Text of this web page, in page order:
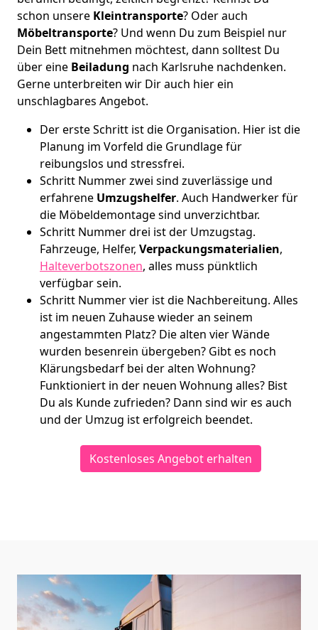
schon unsere Kleintransporte? Oder auch
Möbeltransporte? Und wenn Du zum Beispiel nur
Dein Bett mitnehmen möchtest, dann solltest Du
über eine Beiladung nach Karlsruhe nachdenken.
Gerne unterbreiten wir Dir auch hier ein
unschlagbares Angebot.
Der erste Schritt ist die Organisation. Hier ist die
Planung im Vorfeld die Grundlage für
reibungslos und stressfrei.
Schritt Nummer zwei sind zuverlässige und
erfahrene Umzugshelfer. Auch Handwerker für
die Möbeldemontage sind unverzichtbar.
Schritt Nummer drei ist der Umzugstag.
Fahrzeuge, Helfer, Verpackungsmaterialien,
Halteverbotszonen, alles muss pünktlich
verfügbar sein.
Schritt Nummer vier ist die Nachbereitung. Alles
ist im neuen Zuhause wieder an seinem
angestammten Platz? Die alten vier Wände
wurden besenrein übergeben? Gibt es noch
Klärungsbedarf bei der alten Wohnung?
Funktioniert in der neuen Wohnung alles? Bist
Du als Kunde zufrieden? Dann sind wir es auch
und der Umzug ist erfolgreich beendet.
Kostenloses Angebot erhalten